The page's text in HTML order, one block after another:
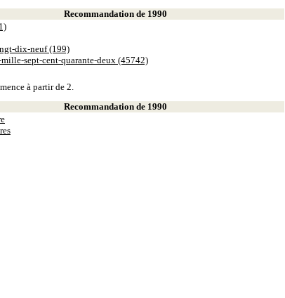
Recommandation de 1990
dix-neuf (199)
sept-cent-quarante-deux (45742)
à partir de 2.
Recommandation de 1990